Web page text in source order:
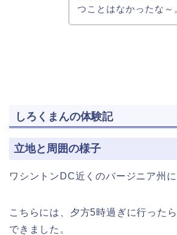
つことはなかったな～
しろくまんの体験記
立地と周囲の様子
ワシントンDC近くのバージニア州に
こちらには、夕方5時過ぎに行った
できました。